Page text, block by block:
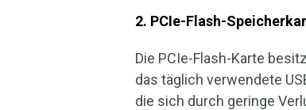
2. PCIe-Flash-
Die PCIe-Flash-Karte
das täglich verwendete
die sich durch geringe